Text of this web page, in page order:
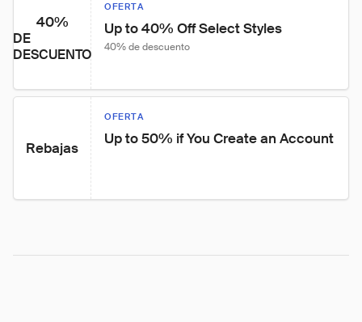
40%
DE
DESCUENTO
OFERTA
Up to 40% Off Select Styles
40% de descuento
Rebajas
OFERTA
Up to 50% if You Create an Account